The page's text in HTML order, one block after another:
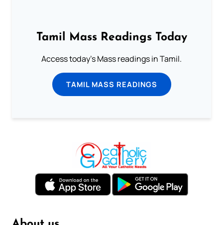
Tamil Mass Readings Today
Access today's Mass readings in Tamil.
TAMIL MASS READINGS